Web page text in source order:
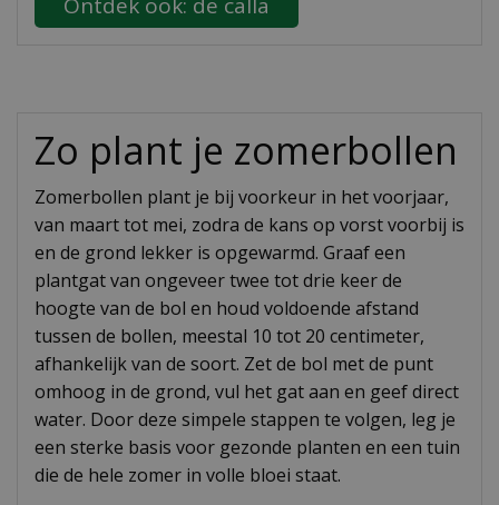
Zo plant je zomerbollen
Zomerbollen plant je bij voorkeur in het voorjaar,
van maart tot mei, zodra de kans op vorst voorbij is
en de grond lekker is opgewarmd. Graaf een
plantgat van ongeveer twee tot drie keer de
hoogte van de bol en houd voldoende afstand
tussen de bollen, meestal 10 tot 20 centimeter,
afhankelijk van de soort. Zet de bol met de punt
omhoog in de grond, vul het gat aan en geef direct
water. Door deze simpele stappen te volgen, leg je
een sterke basis voor gezonde planten en een tuin
die de hele zomer in volle bloei staat.